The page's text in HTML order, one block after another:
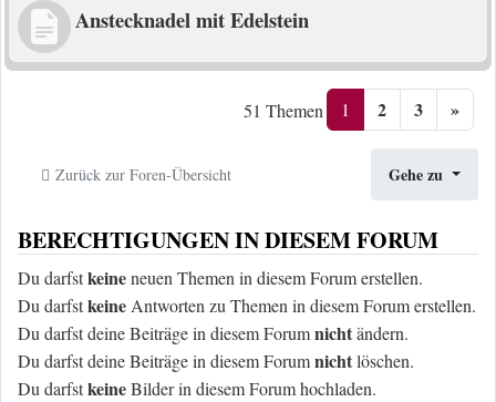
Anstecknadel mit Edelstein
51 Themen 1 2 3 »
Zurück zur Foren-Übersicht Gehe zu
BERECHTIGUNGEN IN DIESEM FORUM
Du darfstkeineneuen Themen in diesem Forum erstellen.
Du darfstkeine Antworten zu Themen in diesem Forum erstellen.
Du darfst deine Beiträge in diesem Forumnichtändern.
Du darfst deine Beiträge in diesem Forumnichtlöschen.
Du darfstkeineBilder in diesem Forum hochladen.